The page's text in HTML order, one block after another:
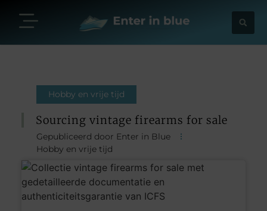
Hobby en vrije tijd
Sourcing vintage firearms for sale
Gepubliceerd door Enter in Blue
Hobby en vrije tijd